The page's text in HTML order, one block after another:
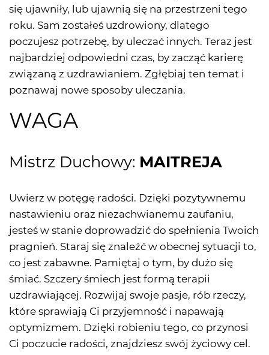
się ujawniły, lub ujawnią się na przestrzeni tego
roku. Sam zostałeś uzdrowiony, dlatego
poczujesz potrzebę, by uleczać innych. Teraz jest
najbardziej odpowiedni czas, by zacząć karierę
związaną z uzdrawianiem. Zgłębiaj ten temat i
poznawaj nowe sposoby uleczania.
WAGA
Mistrz Duchowy: MAITREJA
Uwierz w potęgę radości. Dzięki pozytywnemu
nastawieniu oraz niezachwianemu zaufaniu,
jesteś w stanie doprowadzić do spełnienia Twoich
pragnień. Staraj się znaleźć w obecnej sytuacji to,
co jest zabawne. Pamiętaj o tym, by dużo się
śmiać. Szczery śmiech jest formą terapii
uzdrawiającej. Rozwijaj swoje pasje, rób rzeczy,
które sprawiają Ci przyjemność i napawają
optymizmem. Dzięki robieniu tego, co przynosi
Ci poczucie radości, znajdziesz swój życiowy cel.